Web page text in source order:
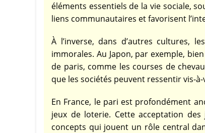
éléments essentiels de la vie sociale,
liens communautaires et favorisent
À l’inverse, dans d’autres cultures,
immorales. Au Japon, par exemple,
de paris, comme les courses de
que les sociétés peuvent ressentir vis-
En France, le pari est profondément
jeux de loterie. Cette acceptation
concepts qui jouent un rôle central